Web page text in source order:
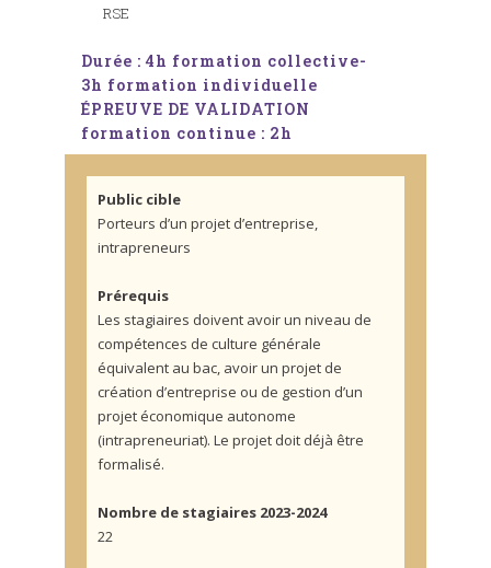
RSE
Durée : 4h formation collective-
3h formation individuelle
ÉPREUVE DE VALIDATION
formation continue : 2h
Public cible
Porteurs d’un projet d’entreprise,
intrapreneurs
Prérequis
Les stagiaires doivent avoir un niveau de
compétences de culture générale
équivalent au bac, avoir un projet de
création d’entreprise ou de gestion d’un
projet économique autonome
(intrapreneuriat). Le projet doit déjà être
formalisé.
Nombre de stagiaires 2023-2024
22